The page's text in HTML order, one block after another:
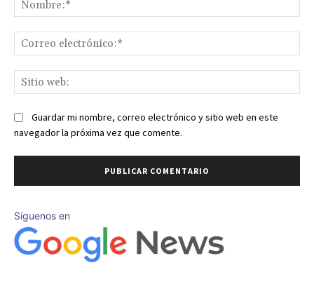
Guardar mi nombre, correo electrónico y sitio web en este
navegador la próxima vez que comente.
Síguenos en